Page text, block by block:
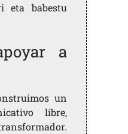
eta babestu
a
un
libre,